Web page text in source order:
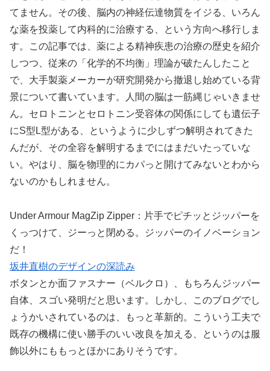
てません。その後、脳内の神経伝達物質をイジる、いろん
な薬を投薬して内科的に治療する、という方向へ移行しま
す。この記事では、薬による精神疾患の治療の歴史を紹介
しつつ、従来の「化学的不均衡」理論が破たんしたこと
で、大手製薬メーカーが研究開発から撤退し始めている背
景について書いています。人間の脳は一筋縄じゃいきませ
ん。セロトニンとセロトニン受容体の関係にしても遺伝子
にS型L型がある、というように少しずつ解明されてきた
んだが、その全容を解明するまでにはまだいたっていな
い。やはり、脳を物理的にカパっと開けてみないとわから
ないのかもしれません。
Under Armour MagZip Zipper：片手でピチッとジッパーを
くっつけて、ジーっと閉める。ジッパーのイノベーション
だ！
坂井直樹のデザインの深読み
ボタンとか面ファスナー（ベルクロ）、もちろんジッパー
自体、スゴい発明だと思います。しかし、このブログでし
ょうかいされているのは、もっと革新的。こういう工夫で
既存の機構に使い勝手のいい改良を加える、というのは服
飾以外にももっとほかにありそうです。